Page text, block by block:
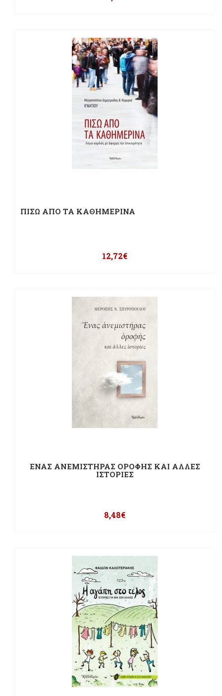
ΠΙΣΩ ΑΠΟ ΤΑ ΚΑΘΗΜΕΡΙΝΑ
12,72€
ΕΝΑΣ ΑΝΕΜΙΣΤΗΡΑΣ ΟΡΟΦΗΣ ΚΑΙ ΑΛΛΕΣ
ΙΣΤΟΡΙΕΣ
8,48€